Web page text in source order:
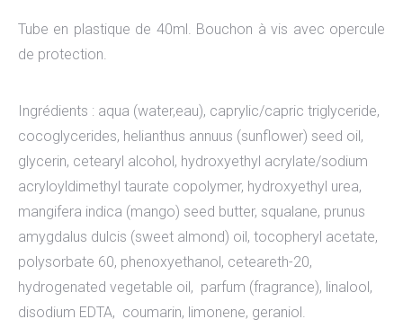
Tube en plastique de 40ml. Bouchon à vis avec opercule
de protection.
Ingrédients : aqua (water,eau), caprylic/capric triglyceride,
cocoglycerides, helianthus annuus (sunflower) seed oil,
glycerin, cetearyl alcohol, hydroxyethyl acrylate/sodium
acryloyldimethyl taurate copolymer, hydroxyethyl urea,
mangifera indica (mango) seed butter, squalane, prunus
amygdalus dulcis (sweet almond) oil, tocopheryl acetate,
polysorbate 60, phenoxyethanol, ceteareth-20,
hydrogenated vegetable oil, parfum (fragrance), linalool,
disodium EDTA, coumarin, limonene, geraniol.